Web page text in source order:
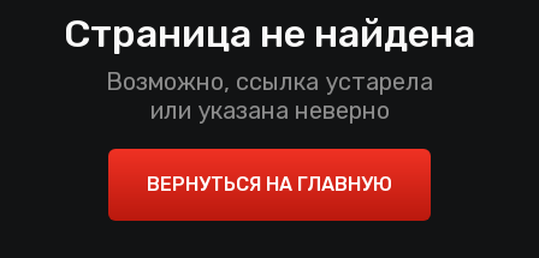
Страница не найдена
Возможно, ссылка устарела
или указана неверно
ВЕРНУТЬСЯ НА ГЛАВНУЮ